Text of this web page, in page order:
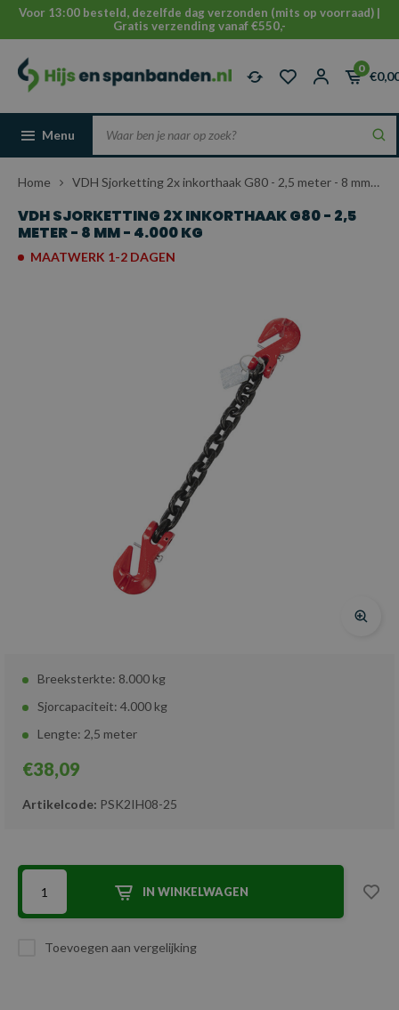
Voor 13:00 besteld, dezelfde dag verzonden (mits op voorraad) |
Gratis verzending vanaf €550,-
0
Menu
Home VDH Sjorketting 2x inkorthaak G80 - 2,5 meter - 8 mm - 4.000 kg
VDH SJORKETTING 2X INKORTHAAK G80 - 2,5
METER - 8 MM - 4.000 KG
MAATWERK 1-2 DAGEN
Breeksterkte: 8.000 kg
Sjorcapaciteit: 4.000 kg
Lengte: 2,5 meter
€38,09
Artikelcode: PSK2IH08-25
IN WINKELWAGEN
Toevoegen aan vergelijking